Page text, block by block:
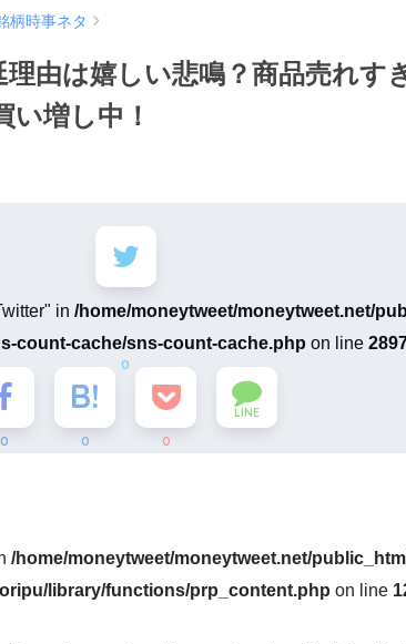
柄時事ネタ
由は嬉しい悲鳴？商品売れす
い増し中！
in /home/moneytweet/moneytweet.net/
count-cache/sns-count-cache.php on line
0
0 0 0
LINE
/home/moneytweet/moneytweet.net/
library/functions/prp_content.php on line